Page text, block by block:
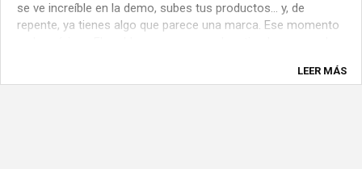
se ve increíble en la demo, subes tus productos… y, de
repente, ya tienes algo que parece una marca. Ese momento
LEER MÁS